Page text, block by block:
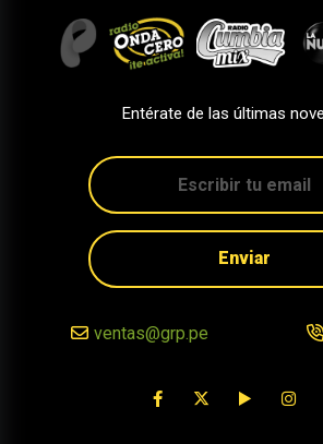
Entérate de las últimas
Enviar
ventas@grp.pe